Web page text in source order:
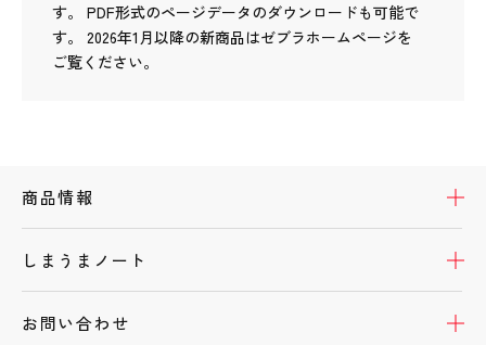
す。 PDF形式のページデータのダウンロードも可能で
す。
2026年1月以降の新商品はゼブラホームページを
ご覧ください。
商品情報
しまうまノート
お問い合わせ